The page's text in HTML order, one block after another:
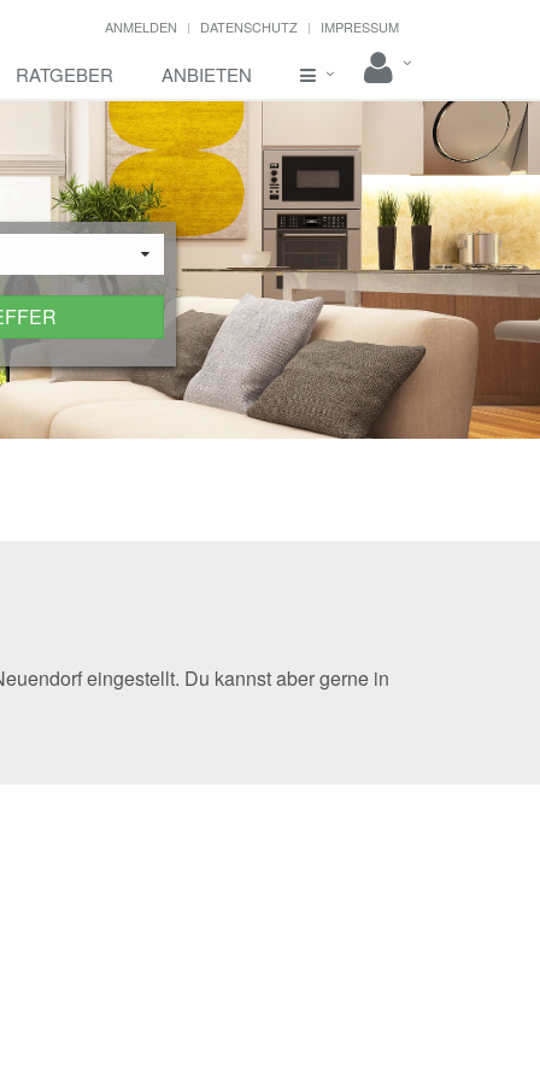
ANMELDEN DATENSCHUTZ IMPRESSUM
RATGEBER ANBIETEN
eingestellt. Du kannst aber gerne in